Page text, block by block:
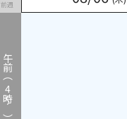
前週
午前（
4
時～）